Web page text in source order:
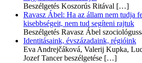
Beszélgetés Koszorús Ritával […]
Ravasz Ábel: Ha az állam nem tudja
kisebbségeit, nem tud segíteni rajtuk
Beszélgetés Ravasz Ábel
Identitásaink, évszázadaink, régióink
Eva Andrejčáková, Valerij Kupka,
Jozef Tancer beszélgetése […]